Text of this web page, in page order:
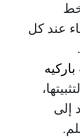
خط
عند كل
إلى